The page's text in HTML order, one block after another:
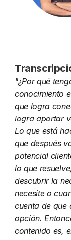
"¿Por qué
conocimiento
que logra
logra aportar
Lo que está
que después
potencial
lo que
descubrir la
necesite o
cuenta de que
opción.
contenido es,